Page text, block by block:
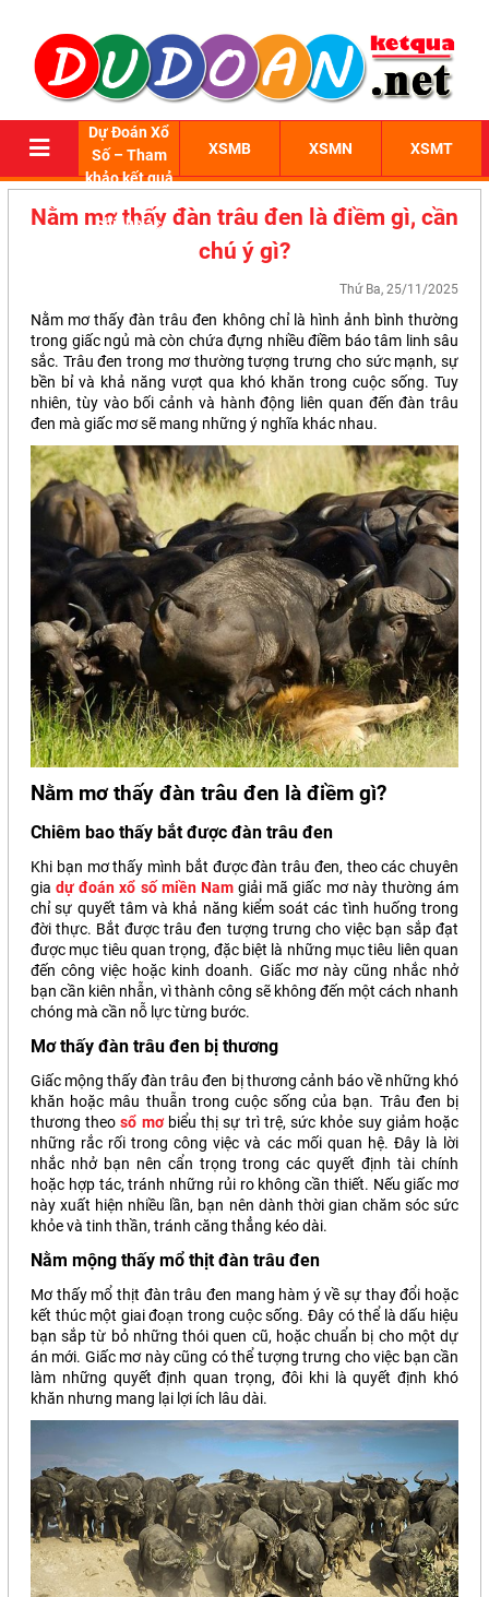
Dự Đoán Xổ
Số – Tham
khảo kết quả
chính xác
XSMB XSMN XSMT
Nằm mơ thấy đàn trâu đen là điềm gì, cần
chú ý gì?
Thứ Ba, 25/11/2025
Nằm mơ thấy đàn trâu đen không chỉ là hình ảnh bình thường
trong giấc ngủ mà còn chứa đựng nhiều điềm báo tâm linh sâu
sắc. Trâu đen trong mơ thường tượng trưng cho sức mạnh, sự
bền bỉ và khả năng vượt qua khó khăn trong cuộc sống. Tuy
nhiên, tùy vào bối cảnh và hành động liên quan đến đàn trâu
đen mà giấc mơ sẽ mang những ý nghĩa khác nhau.
Nằm mơ thấy đàn trâu đen là điềm gì?
Chiêm bao thấy bắt được đàn trâu đen
Khi bạn mơ thấy mình bắt được đàn trâu đen, theo các chuyên
giadự đoán xổ số miền Namgiải mãgiấc mơ này thường ám
chỉ sự quyết tâm và khả năng kiểm soát các tình huống trong
đời thực. Bắt được trâu đen tượng trưng cho việc bạn sắp đạt
được mục tiêu quan trọng, đặc biệt là những mục tiêu liên quan
đến công việc hoặc kinh doanh. Giấc mơ này cũng nhắc nhở
bạn cần kiên nhẫn, vì thành công sẽ không đến một cách nhanh
chóng mà cần nỗ lực từng bước.
Mơ thấy đàn trâu đen bị thương
Giấc mộng thấy đàn trâu đen bị thương cảnh báo về những khó
khăn hoặc mâu thuẫn trong cuộc sống của bạn. Trâu đen bị
thương theosổ mơbiểu thị sự trì trệ, sức khỏe suy giảm hoặc
những rắc rối trong công việc và các mối quan hệ. Đây là lời
nhắc nhở bạn nên cẩn trọng trong các quyết định tài chính
hoặc hợp tác, tránh những rủi ro không cần thiết. Nếu giấc mơ
này xuất hiện nhiều lần, bạn nên dành thời gian chăm sóc sức
khỏe và tinh thần, tránh căng thẳng kéo dài.
Nằm mộng thấy mổ thịt đàn trâu đen
Mơ thấy mổ thịt đàn trâu đen mang hàm ý về sự thay đổi hoặc
kết thúc một giai đoạn trong cuộc sống. Đây có thể là dấu hiệu
bạn sắp từ bỏ những thói quen cũ, hoặc chuẩn bị cho một dự
án mới. Giấc mơ này cũng có thể tượng trưng cho việc bạn cần
làm những quyết định quan trọng, đôi khi là quyết định khó
khăn nhưng mang lại lợi ích lâu dài.